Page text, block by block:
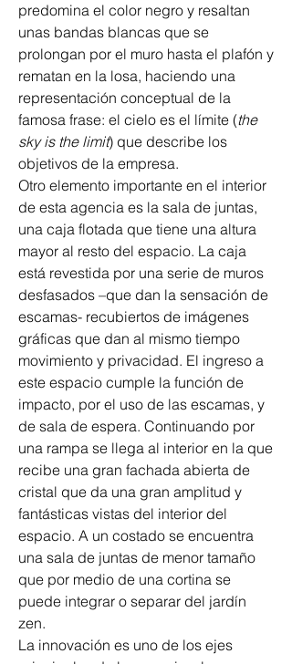
predomina el color negro y resaltan
unas bandas blancas que se
prolongan por el muro hasta el plafón y
rematan en la losa, haciendo una
representación conceptual de la
famosa frase: el cielo es el límite (the
sky is the limit) que describe los
objetivos de la empresa.
Otro elemento importante en el interior
de esta agencia es la sala de juntas,
una caja flotada que tiene una altura
mayor al resto del espacio. La caja
está revestida por una serie de muros
desfasados –que dan la sensación de
escamas- recubiertos de imágenes
gráficas que dan al mismo tiempo
movimiento y privacidad. El ingreso a
este espacio cumple la función de
impacto, por el uso de las escamas, y
de sala de espera. Continuando por
una rampa se llega al interior en la que
recibe una gran fachada abierta de
cristal que da una gran amplitud y
fantásticas vistas del interior del
espacio. A un costado se encuentra
una sala de juntas de menor tamaño
que por medio de una cortina se
puede integrar o separar del jardín
zen.
La innovación es uno de los ejes